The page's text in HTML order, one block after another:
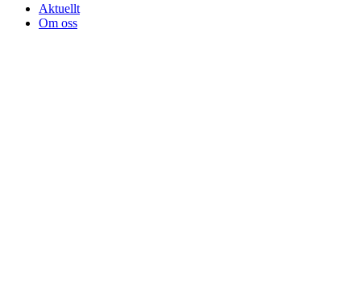
Aktuellt
Om oss